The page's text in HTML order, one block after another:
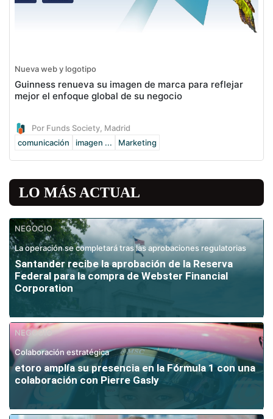
Nueva web y logotipo
Guinness renueva su imagen de marca para reflejar
mejor el enfoque global de su negocio
Por Funds Society, Madrid
comunicación
imagen ... Marketing
LO MÁS ACTUAL
NEGOCIO
La operación se completará tras las aprobaciones regulatorias
Santander recibe la aprobación de la Reserva
Federal para la compra de Webster Financial
Corporation
NEGOCIO
Colaboración estratégica
etoro amplía su presencia en la Fórmula 1 con una
colaboración con Pierre Gasly